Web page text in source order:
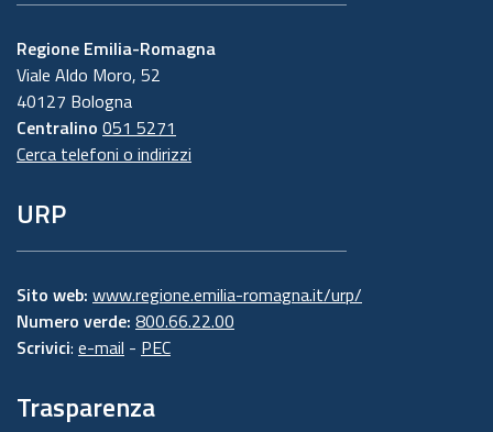
Regione Emilia-Romagna
Viale Aldo Moro, 52
40127 Bologna
Centralino 051 5271
Cerca telefoni o indirizzi
URP
Sito web: www.regione.emilia-romagna.it/urp/
Numero verde: 800.66.22.00
Scrivici: e-mail - PEC
Trasparenza